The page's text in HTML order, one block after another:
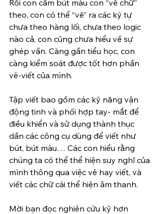
Rồi con cầm bút màu con “vẽ chữ”
theo, con có thể “vẽ” ra các ký tự
chưa theo hàng lối, chưa theo logic
nào cả, con cũng chưa hiểu về sự
ghép vần. Càng gần tiểu học, con
càng kiểm soát được tốt hơn phần
vẽ-viết của mình.
Tập viết bao gồm các kỹ năng vận
động tinh và phối hợp tay- mắt để
điều khiển và sử dụng thành thục
dần các công cụ dùng để viết như
bút, bút màu… Các con hiểu rằng
chúng ta có thể thể hiện suy nghĩ của
mình thông qua việc vẽ hay viết, và
viết các chữ cái thể hiện âm thanh.
Mời bạn đọc nghiên cứu kỹ hơn